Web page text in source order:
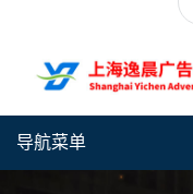
导航菜单